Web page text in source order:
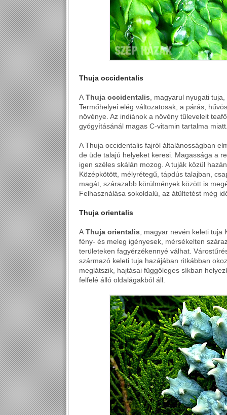
Thuja occidentalis
A Thuja occidentalis , magyarul nyugati
Termőhelyei elég változatosak, a párás,
növénye. Az indiánok a növény tűleveleit
gyógyításánál magas C-vitamin tartalma
A Thuja occidentalis fajról általánosságban
de üde talajú helyeket keresi. Magassága a
igen széles skálán mozog. A tuják közül
Középkötött, mélyrétegű, tápdús talajban,
magát, szárazabb körülmények között is
Felhasználása sokoldalú, az átültetést még
Thuja orientalis
A Thuja orientalis , magyar nevén keleti
fény- és meleg igényesek, mérsékelten
területeken fagyérzékennyé válhat.
származó keleti tuja hazájában ritkábban
meglátszik, hajtásai függőleges síkban
felfelé álló oldalágakból áll.